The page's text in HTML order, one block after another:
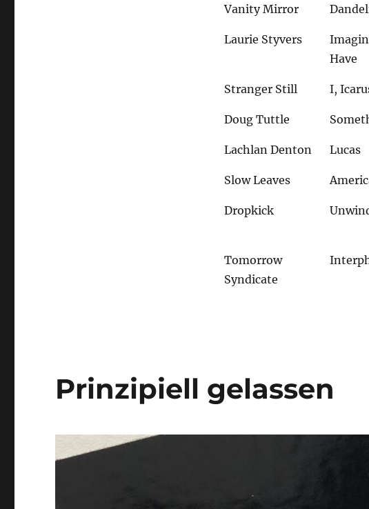
Vanity Mirror
Laurie Styvers
Have
Stranger Still I,
Doug Tuttle
Lachlan Denton Lucas
Slow Leaves
Dropkick
Tomorrow
Syndicate
Prinzipiell gelassen